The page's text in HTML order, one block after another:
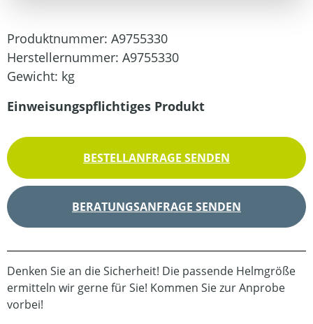
Produktnummer: A9755330
Herstellernummer: A9755330
Gewicht: kg
Einweisungspflichtiges Produkt
BESTELLANFRAGE SENDEN
BERATUNGSANFRAGE SENDEN
Denken Sie an die Sicherheit! Die passende Helmgröße
ermitteln wir gerne für Sie! Kommen Sie zur Anprobe
vorbei!